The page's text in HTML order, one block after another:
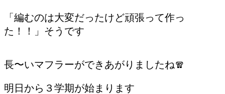
「編むのは大変だったけど頑張って作っ
た！！」そうです
長〜いマフラーができあがりましたね🧣
明日から３学期が始まります